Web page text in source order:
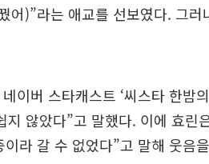
어)”라는 애교를 선보였다. 그러
이버 스타캐스트 ‘씨스타 한밤
않았다”고 말했다. 이에 효린
라 갈 수 없었다”고 말해 웃음